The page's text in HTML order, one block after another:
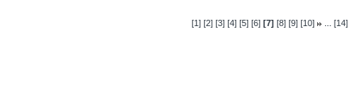
[1] [2] [3] [4] [5] [6] [7] [8] [9] [10] ... [14]